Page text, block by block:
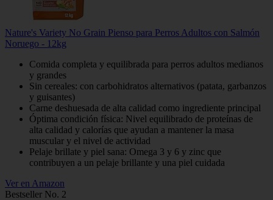
Nature's Variety No Grain Pienso para Perros Adultos con Salmón
Noruego - 12kg
Comida completa y equilibrada para perros adultos medianos
y grandes
Sin cereales: con carbohidratos alternativos (patata, garbanzos
y guisantes)
Carne deshuesada de alta calidad como ingrediente principal
Óptima condición física: Nivel equilibrado de proteínas de
alta calidad y calorías que ayudan a mantener la masa
muscular y el nivel de actividad
Pelaje brillate y piel sana: Omega 3 y 6 y zinc que
contribuyen a un pelaje brillante y una piel cuidada
Ver en Amazon
Bestseller No. 2